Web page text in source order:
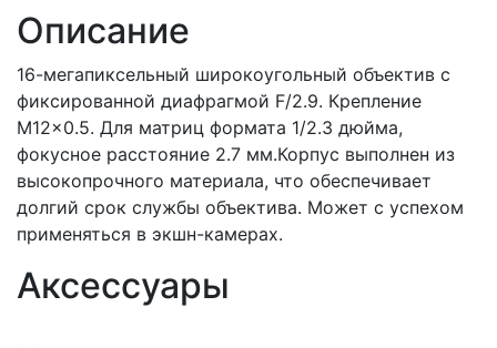
Описание
16-мегапиксельный широкоугольный объектив с
фиксированной диафрагмой F/2.9. Крепление
M12x0.5. Для матриц формата 1/2.3 дюйма,
фокусное расстояние 2.7 мм.Корпус выполнен из
высокопрочного материала, что обеспечивает
долгий срок службы объектива. Может с успехом
применяться в экшн-камерах.
Аксессуары